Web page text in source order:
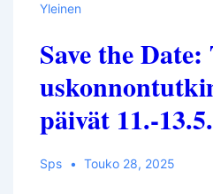
Yleinen
Save the
päivät 11.-
Sps Touko 28, 2025